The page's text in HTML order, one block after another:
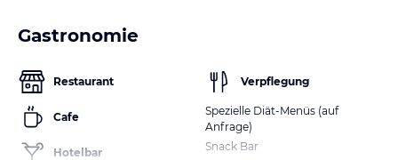
Gastronomie
Restaurant
Cafe
Hotelbar
Verpflegung
Spezielle Diät-Menüs (auf
Anfrage)
Snack Bar